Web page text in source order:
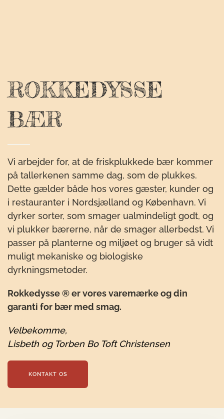
ROKKEDYSSE
BÆR
Vi arbejder for, at de friskplukkede bær kommer
på tallerkenen samme dag, som de plukkes.
Dette gælder både hos vores gæster, kunder og
i restauranter i Nordsjælland og København. Vi
dyrker sorter, som smager ualmindeligt godt, og
vi plukker bærerne, når de smager allerbedst. Vi
passer på planterne og miljøet og bruger så vidt
muligt mekaniske og biologiske
dyrkningsmetoder.
Rokkedysse ® er vores varemærke og din
garanti for bær med smag.
Velbekomme,
Lisbeth og Torben Bo Toft Christensen
KONTAKT OS